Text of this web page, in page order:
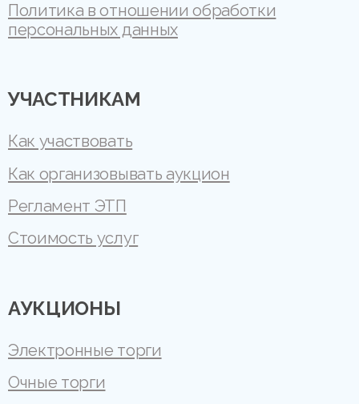
Политика в отношении обработки
персональных данных
УЧАСТНИКАМ
Как участвовать
Как организовывать аукцион
Регламент ЭТП
Стоимость услуг
АУКЦИОНЫ
Электронные торги
Очные торги